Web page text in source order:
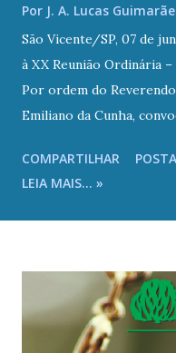
Por J. A. Lucas
São Vicente/SP, 07 de
à XX Reunião Ordinária
Por ordem do
Emiliano da Cunha,
de 2025 (sábado) na
Rua Goncalves Dias, 452
onde serão, também,
conforme preceitua o
representantes
Litoral Paulista – SLI,
credenciais, juntamente
COMPARTILHAR
LEIA MAIS... »